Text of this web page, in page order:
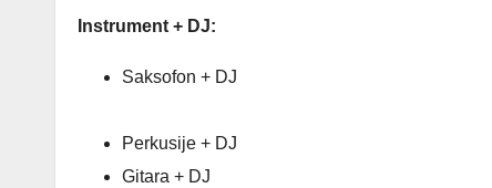
Instrument + DJ:
Saksofon + DJ
Perkusije + DJ
Gitara + DJ